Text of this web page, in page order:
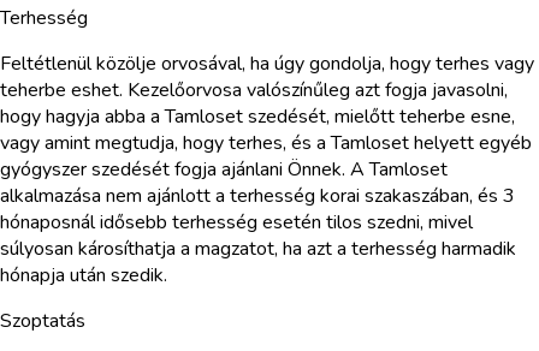
Terhesség
Feltétlenül közölje orvosával, ha úgy gondolja, hogy terhes vagy
teherbe eshet. Kezelőorvosa valószínűleg azt fogja javasolni,
hogy hagyja abba a Tamloset szedését, mielőtt teherbe esne,
vagy amint megtudja, hogy terhes, és a Tamloset helyett egyéb
gyógyszer szedését fogja ajánlani Önnek. A Tamloset
alkalmazása nem ajánlott a terhesség korai szakaszában, és 3
hónaposnál idősebb terhesség esetén tilos szedni, mivel
súlyosan károsíthatja a magzatot, ha azt a terhesség harmadik
hónapja után szedik.
Szoptatás